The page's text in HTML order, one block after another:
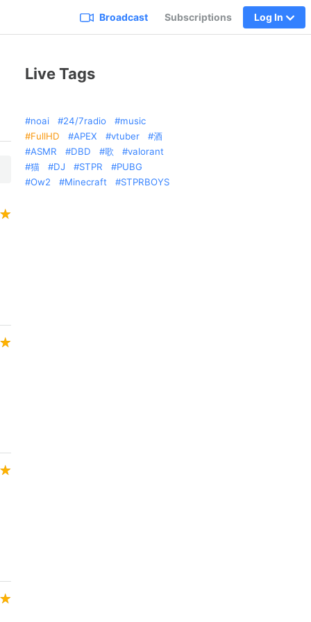
Broadcast Subscriptions Log In
Live Tags
noai 24/7radio
music
FullHD
APEX vtuber
酒
ASMR
DBD 歌
valorant
猫
DJ STPR
PUBG
Ow2
Minecraft STPRBOYS